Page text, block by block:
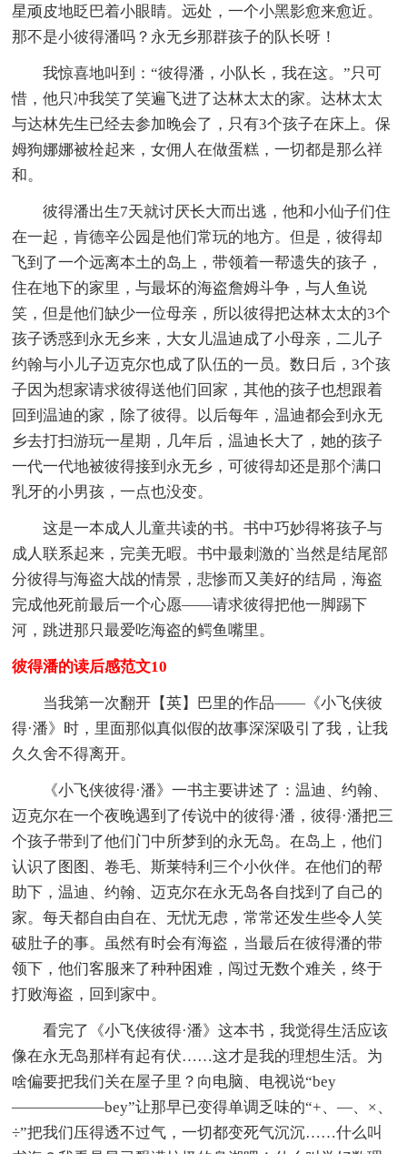
星顽皮地眨巴着小眼睛。远处，一个小黑影愈来愈近。
那不是小彼得潘吗？永无乡那群孩子的队长呀！
我惊喜地叫到：“彼得潘，小队长，我在这。”只可
惜，他只冲我笑了笑遍飞进了达林太太的家。达林太太
与达林先生已经去参加晚会了，只有3个孩子在床上。保
姆狗娜娜被栓起来，女佣人在做蛋糕，一切都是那么祥
和。
彼得潘出生7天就讨厌长大而出逃，他和小仙子们住
在一起，肯德辛公园是他们常玩的地方。但是，彼得却
飞到了一个远离本土的岛上，带领着一帮遗失的孩子，
住在地下的家里，与最坏的海盗詹姆斗争，与人鱼说
笑，但是他们缺少一位母亲，所以彼得把达林太太的3个
孩子诱惑到永无乡来，大女儿温迪成了小母亲，二儿子
约翰与小儿子迈克尔也成了队伍的一员。数日后，3个孩
子因为想家请求彼得送他们回家，其他的孩子也想跟着
回到温迪的家，除了彼得。以后每年，温迪都会到永无
乡去打扫游玩一星期，几年后，温迪长大了，她的孩子
一代一代地被彼得接到永无乡，可彼得却还是那个满口
乳牙的小男孩，一点也没变。
这是一本成人儿童共读的书。书中巧妙得将孩子与
成人联系起来，完美无暇。书中最刺激的`当然是结尾部
分彼得与海盗大战的情景，悲惨而又美好的结局，海盗
完成他死前最后一个心愿――请求彼得把他一脚踢下
河，跳进那只最爱吃海盗的鳄鱼嘴里。
彼得潘的读后感范文10
当我第一次翻开【英】巴里的作品——《小飞侠彼
得·潘》时，里面那似真似假的故事深深吸引了我，让我
久久舍不得离开。
《小飞侠彼得·潘》一书主要讲述了：温迪、约翰、
迈克尔在一个夜晚遇到了传说中的彼得·潘，彼得·潘把三
个孩子带到了他们门中所梦到的永无岛。在岛上，他们
认识了图图、卷毛、斯莱特利三个小伙伴。在他们的帮
助下，温迪、约翰、迈克尔在永无岛各自找到了自己的
家。每天都自由自在、无忧无虑，常常还发生些令人笑
破肚子的事。虽然有时会有海盗，当最后在彼得潘的带
领下，他们客服来了种种困难，闯过无数个难关，终于
打败海盗，回到家中。
看完了《小飞侠彼得·潘》这本书，我觉得生活应该
像在永无岛那样有起有伏……这才是我的理想生活。为
啥偏要把我们关在屋子里？向电脑、电视说“bey
——————bey”让那早已变得单调乏味的“+、—、×、
÷”把我们压得透不过气，一切都变死气沉沉……什么叫